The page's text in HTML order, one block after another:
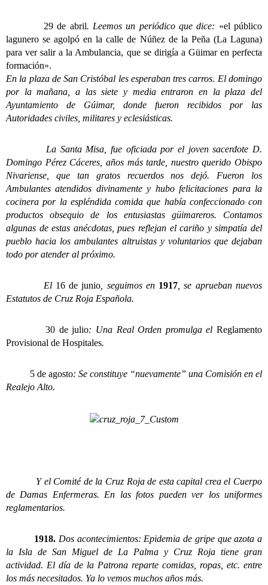
29 de abril. Leemos un periódico que dice: «el público
lagunero se agolpó en la calle de Núñez de la Peña (La Laguna)
para ver salir a la Ambulancia, que se dirigía a Güimar en perfecta
formación».
En la plaza de San Cristóbal les esperaban tres carros. El domingo
por la mañana, a las siete y media entraron en la plaza del
Ayuntamiento de Gúimar, donde fueron recibidos por las
Autoridades civiles, militares y eclesiásticas.
La Santa Misa, fue oficiada por el joven sacerdote D.
Domingo Pérez Cáceres, años más tarde, nuestro querido Obispo
Nivariense, que tan gratos recuerdos nos dejó. Fueron los
Ambulantes atendidos divinamente y hubo felicitaciones para la
cocinera por la espléndida comida que había confeccionado con
productos obsequio de los entusiastas güimareros. Contamos
algunas de estas anécdotas, pues reflejan el cariño y simpatía del
pueblo hacia los ambulantes altruistas y voluntarios que dejaban
todo por atender al próximo.
El 16 de junio , seguimos en 1917 , se aprueban nuevos
Estatutos de Cruz Roja Española.
30 de julio: Una Real Orden promulga elReglamento
Provisional de Hospitales.
5 de agosto: Se constituye “nuevamente” una Comisión en el
Realejo Alto.
Y el Comité de la Cruz Roja de esta capital crea el Cuerpo
de Damas Enfermeras. En las fotos pueden ver los uniformes
reglamentarios.
1918. Dos acontecimientos: Epidemia de gripe que azota a
la Isla de San Miguel de La Palma y Cruz Roja tiene gran
actividad. El día de la Patrona reparte comidas, ropas, etc. entre
los más necesitados. Ya lo vemos muchos años más.